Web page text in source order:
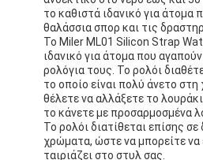
Ρολόι με λουρί από πυριτόνιο
Κυρία Κουάρτζ ρολόι
Άνδρες Κουάρτζου ρολόι
Φωτεινό ρολόι από χαλαζία
Ψηφιακό Sport Watch
το καθιστά ιδανικό για άτομα
θαλάσσια σπορ και τις
Το Miler ML01 Silicon Strap
ιδανικό για άτομα που
ρολόγια τους. Το ρολόι
το οποίο είναι πολύ άνετο
θέλετε να αλλάξετε το
το κάνετε με προσαρμοσμένα
Το ρολόι διατίθεται επίσης
χρώματα, ώστε να μπορείτε να
ταιριάζει στο στυλ σας.